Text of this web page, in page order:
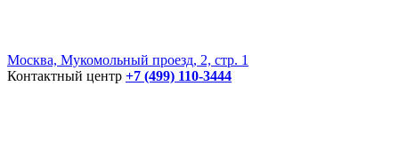
Москва, Мукомольный проезд, 2, стр. 1
Контактный центр +7 (499) 110-3444